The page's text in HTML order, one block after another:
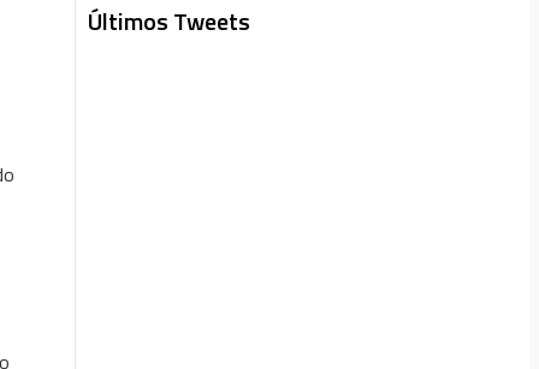
Últimos Tweets